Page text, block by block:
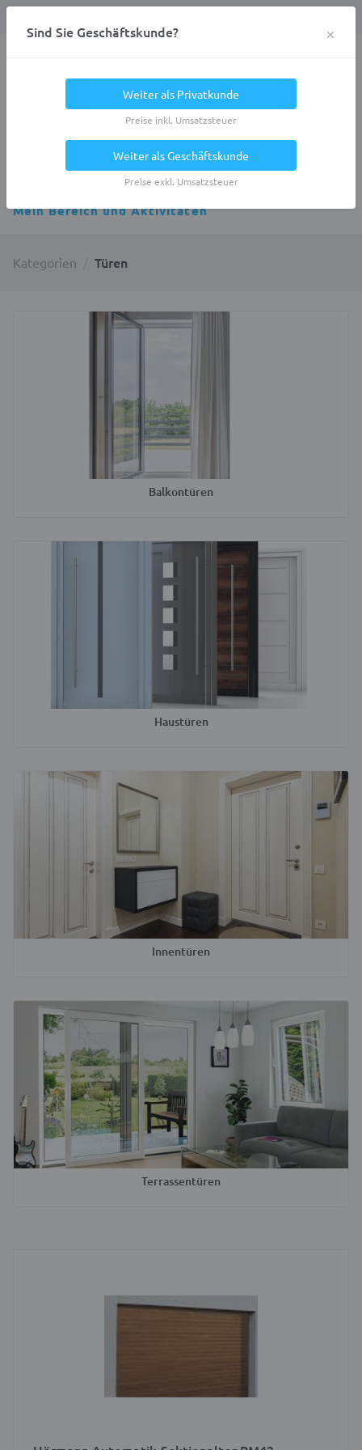
Mein Bereich und Aktivitäten
Kategorien Türen
Balkontüren
Haustüren
Innentüren
Terrassentüren
Sind Sie Geschäftskunde? ×
Weiter als Privatkunde
Preise inkl. Umsatzsteuer
Weiter als Geschäftskunde
Preise exkl. Umsatzsteuer